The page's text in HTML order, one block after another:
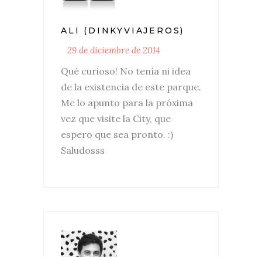
ALI (DINKYVIAJEROS)
29 de diciembre de 2014
Qué curioso! No tenía ni idea
de la existencia de este parque.
Me lo apunto para la próxima
vez que visite la City, que
espero que sea pronto. :)
Saludosss